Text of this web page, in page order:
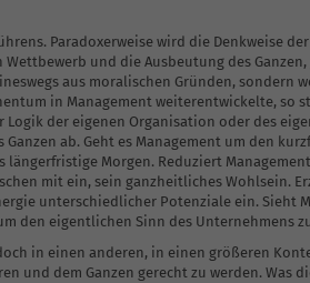
Paradoxerweise wird die Denkweise
und die Ausbeutung des
aus moralischen Gründen, sondern
in Management weiterentwickelte, so
der eigenen Organisation oder des
ab. Geht es Management um den
Morgen. Reduziert
mit ein, sein ganzheitliches Wohlsein.
unterschiedlicher Potenziale ein. Sieht
den eigentlichen Sinn des Unternehmens
in einen anderen, in einen größeren
und dem Ganzen gerecht zu werden. Was